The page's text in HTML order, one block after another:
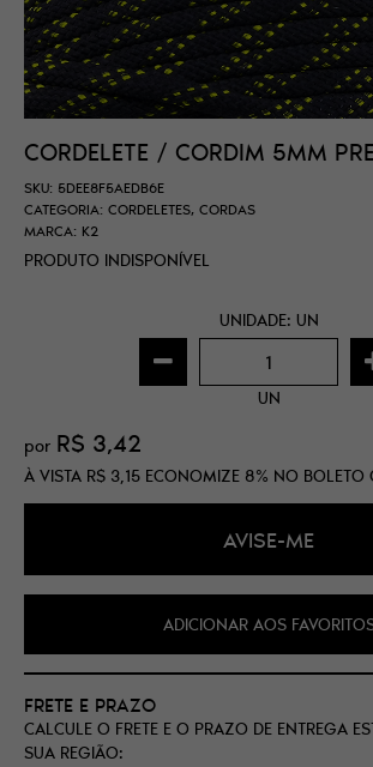
CORDELETE / CORDIM 5MM
SKU: 5DEE8F5AEDB6E
CATEGORIA: CORDELETES, CORDAS
MARCA: K2
PRODUTO INDISPONÍVEL
UNIDADE: UN
UN
por R$ 3,42
À VISTA R$ 3,15 ECONOMIZE 8% NO BOLETO
AVISE-ME
ADICIONAR AOS
FRETE E PRAZO
CALCULE O FRETE E O PRAZO DE ENTREGA
SUA REGIÃO: